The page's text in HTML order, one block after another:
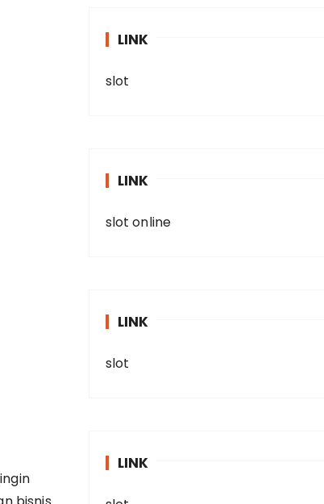
LINK
slot
LINK
slot online
LINK
slot
LINK